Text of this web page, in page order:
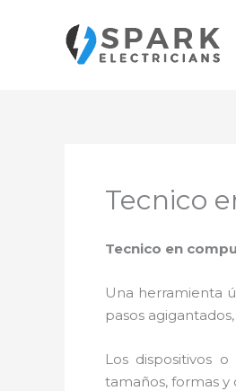
contenido
Tecnico
Tecnico en
Una herramienta
pasos
Los dispositivos
tamaños, formas